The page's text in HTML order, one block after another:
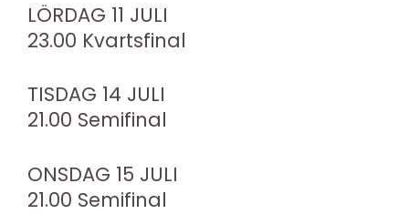
LÖRDAG 11 JULI
23.00 Kvartsfinal
TISDAG 14 JULI
21.00 Semifinal
ONSDAG 15 JULI
21.00 Semifinal